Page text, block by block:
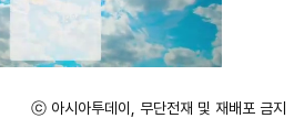
ⓒ 아시아투데이, 무단전재 및 재배포 금지